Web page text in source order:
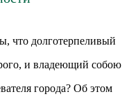
что долготерпеливый
и владеющий собою
города? Об этом